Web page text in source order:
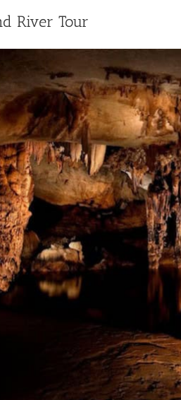
River Tour